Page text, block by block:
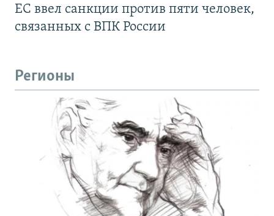
ЕС ввел санкции против пяти человек,
связанных с ВПК России
Регионы